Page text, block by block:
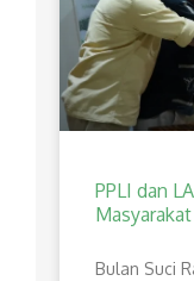
PPLI dan
Bulan Suci